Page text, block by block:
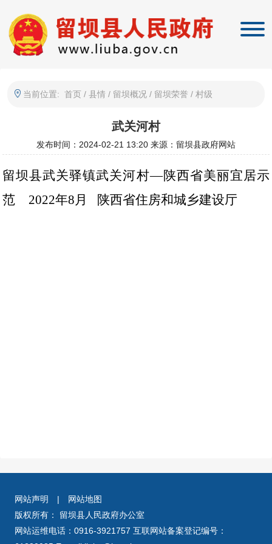
当前位置: 首页 / 县情 / 留坝概况 / 留坝荣誉 / 村级
武关河村
发布时间：2024-02-21 13:20 来源：留坝县政府网站
留坝县武关驿镇武关河村—陕西省美丽宜居示
范
2022年8月 陕西省住房和城乡建设厅
网站声明 |
网站地图
版权所有： 留坝县人民政府办公室
网站运维电话：0916-3921757 互联网站备案登记编号：